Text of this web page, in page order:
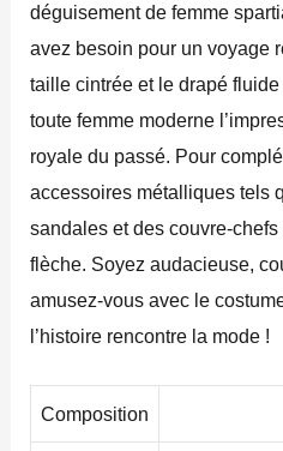
déguisement de femme
avez besoin pour un voyage
taille cintrée et le drapé
toute femme moderne
royale du passé. Pour
accessoires métalliques tels
sandales et des couvre-chefs
flèche. Soyez audacieuse,
amusez-vous avec le
l’histoire rencontre la mode !
Composition